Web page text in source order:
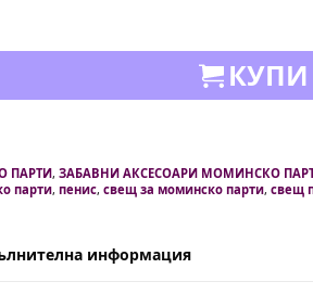
КУПИ
ПАРТИ, ЗАБАВНИ АКСЕСОАРИ МОМИНСКО
парти, пенис, свещ за моминско парти, свещ
информация